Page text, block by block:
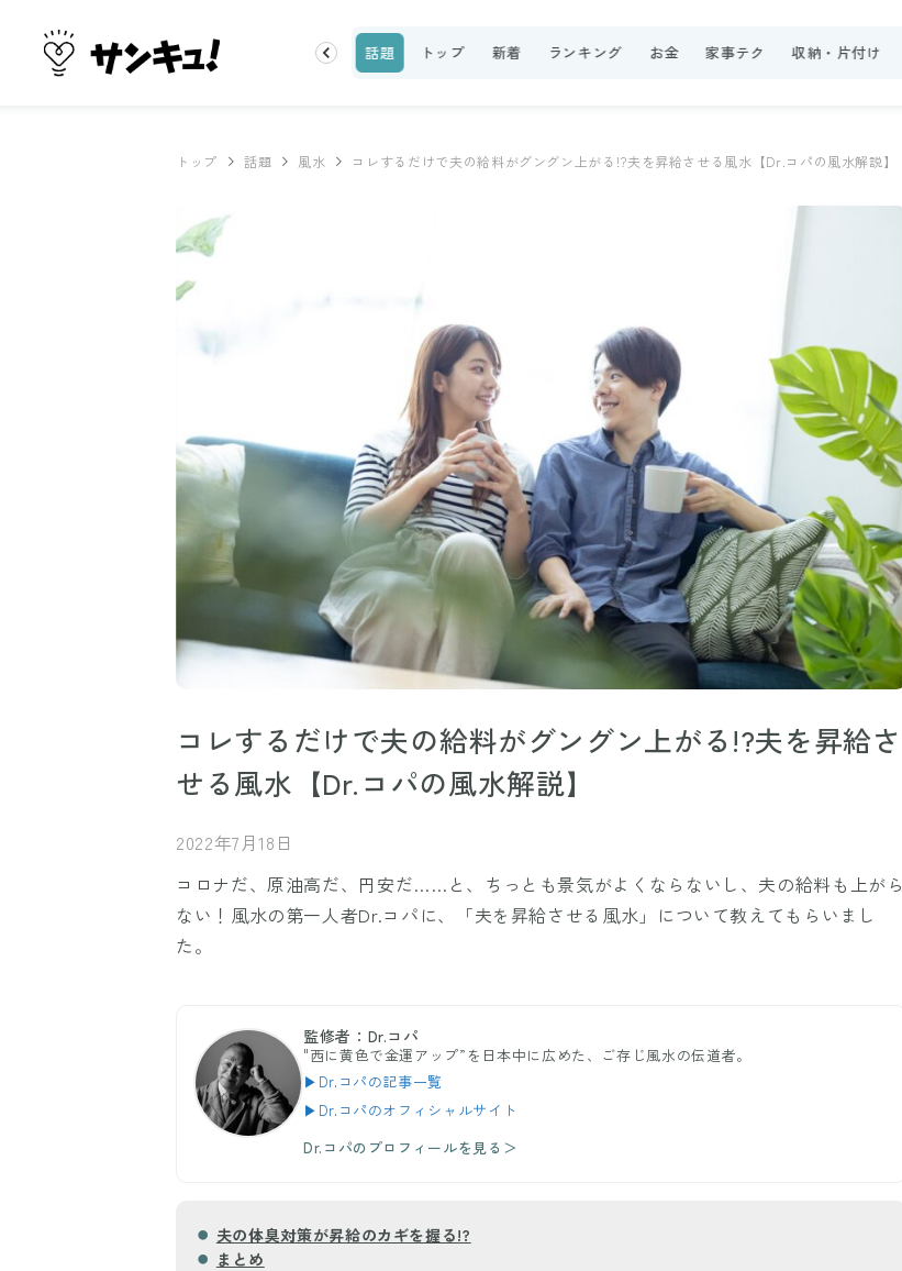
100均・雑貨 スーパー 料理レシピ 話題 トップ 新着 ランキング お金 家事テク 収納・片付け
トップ 話題 風水 コレするだけで夫の給料がグングン上がる!?夫を昇給させる風水【Dr.コパの風水解説】
コレするだけで夫の給料がグングン上がる!?夫を昇給さ
せる風水【Dr.コパの風水解説】
2022年7月18日
コロナだ、原油高だ、円安だ……と、ちっとも景気がよくならないし、夫の給料も上がら
ない！風水の第一人者Dr.コパに、「夫を昇給させる風水」について教えてもらいまし
た。
監修者：Dr.コパ
"西に黄色で金運アップ”を日本中に広めた、ご存じ風水の伝道者。
▶Dr.コパの記事一覧
▶Dr.コパのオフィシャルサイト
Dr.コパのプロフィールを見る＞
夫の体臭対策が昇給のカギを握る!?
まとめ